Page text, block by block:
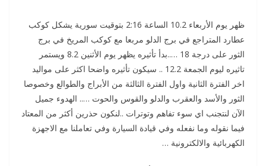
ظهر يوم الأربعاء 10.2 الساعة 2:16 بتوقيت سورية يشكل كوكب
عطارد المتراجع في برج الدلو مربعا مع كوكب المريخ في برج
الثور على درجة 18 …..بدأ تأثيره يظهر يوم الأثنين 8.2 ويستمر
تاثيره ليوم الجمعة 12.2 .. سيكون تأثيره واضحا اكثر على مواليد
اخر الفترة الثانية واول الفترة الثالثة من الأبراج والطوالع وخصوصا
الثور والأسد والعقرب والدلو والقوس والحوت ….. الهدوء جميل
الآن لنتجنب اي سوء تفاهم وتوترات ..لنكون حذرين أكثر من المعتاد
فيما نقوله وما نفعله وفي قيادة السيارة وفي تعاملنا مع الاجهزة
الكهربائية والالكترونية …